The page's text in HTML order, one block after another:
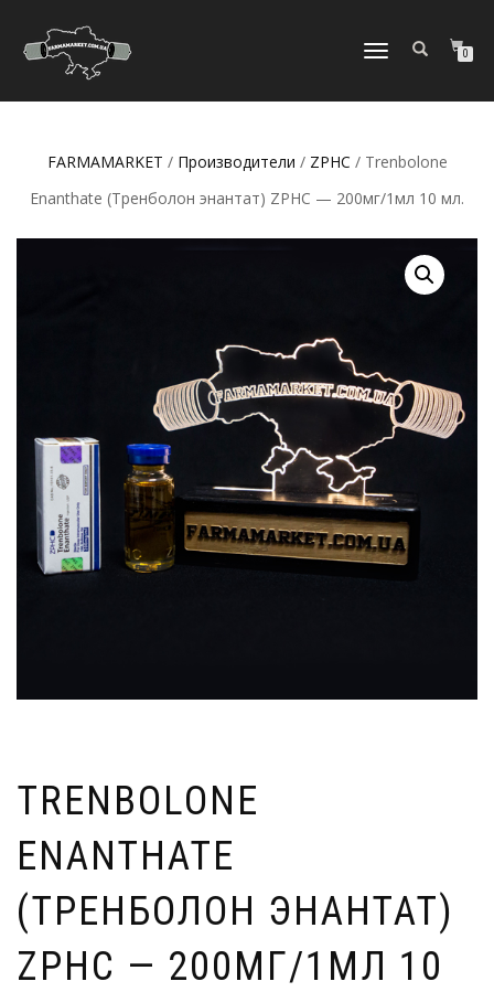
ПЕРЕКЛЮЧИТЬ
0
FARMAMARKET / Производители / ZPHC / Trenbolone
Enanthate (Тренболон энантат) ZPHC — 200мг/1мл 10 мл.
TRENBOLONE
ENANTHATE
(ТРЕНБОЛОН ЭНАНТАТ)
ZPHC — 200МГ/1МЛ 10